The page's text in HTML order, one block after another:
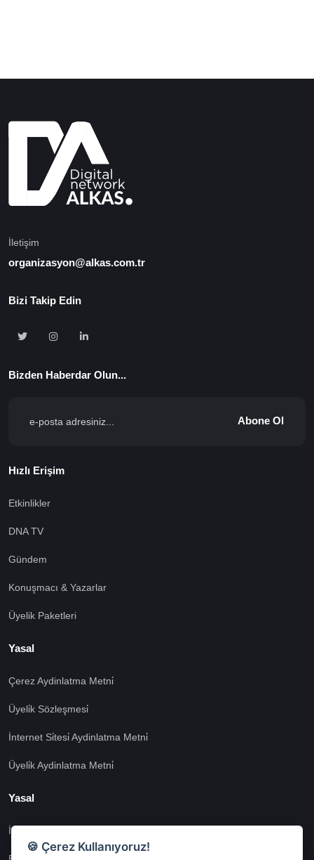
İletişim
organizasyon@alkas.com.tr
Bizi Takip Edin
Bizden Haberdar Olun...
Abone Ol
Hızlı Erişim
Etkinlikler
DNA TV
Gündem
Konuşmacı & Yazarlar
Üyelik Paketleri
Yasal
Çerez Aydinlatma Metni̇
Üyeli̇k Sözleşmesi̇
İnternet Si̇tesi̇ Aydinlatma Metni̇
Üyeli̇k Aydinlatma Metni̇
Yasal
İşlem Rehberi̇
🍪 Çerez Kullanıyoruz!